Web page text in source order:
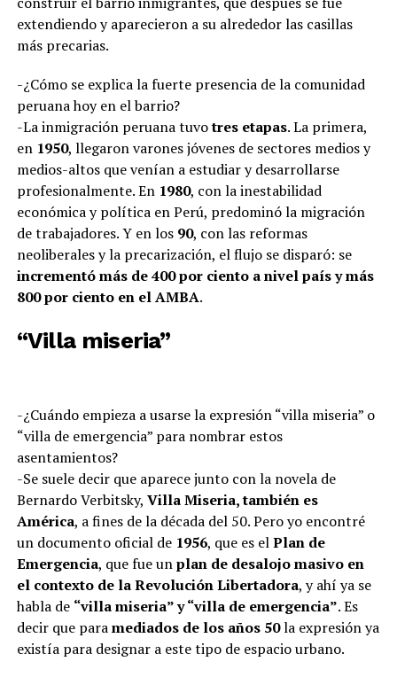
extendiendo y aparecieron a su alrededor las casillas
más precarias.
-¿Cómo se explica la fuerte presencia de la comunidad
peruana hoy en el barrio?
-La inmigración peruana tuvotres etapas. La primera,
en 1950, llegaron varones jóvenes de sectores medios y
medios-altos que venían a estudiar y desarrollarse
profesionalmente. En 1980, con la inestabilidad
económica y política en Perú, predominó la migración
de trabajadores. Y en los 90, con las reformas
neoliberales y la precarización, el flujo se disparó: se
incrementó más de 400 por ciento a nivel país y más
800 por ciento en el AMBA.
“Villa miseria”
-¿Cuándo empieza a usarse la expresión “villa miseria” o
“villa de emergencia” para nombrar estos
asentamientos?
-Se suele decir que aparece junto con la novela de
Bernardo Verbitsky, Villa Miseria, también es
América, a fines de la década del 50. Pero yo encontré
un documento oficial de 1956, que es elPlan de
Emergencia, que fue unplan de desalojo masivo en
el contexto de la Revolución Libertadora, y ahí ya se
habla de “villa miseria” y “villa de emergencia”. Es
decir que paramediados de los años 50la expresión ya
existía para designar a este tipo de espacio urbano.